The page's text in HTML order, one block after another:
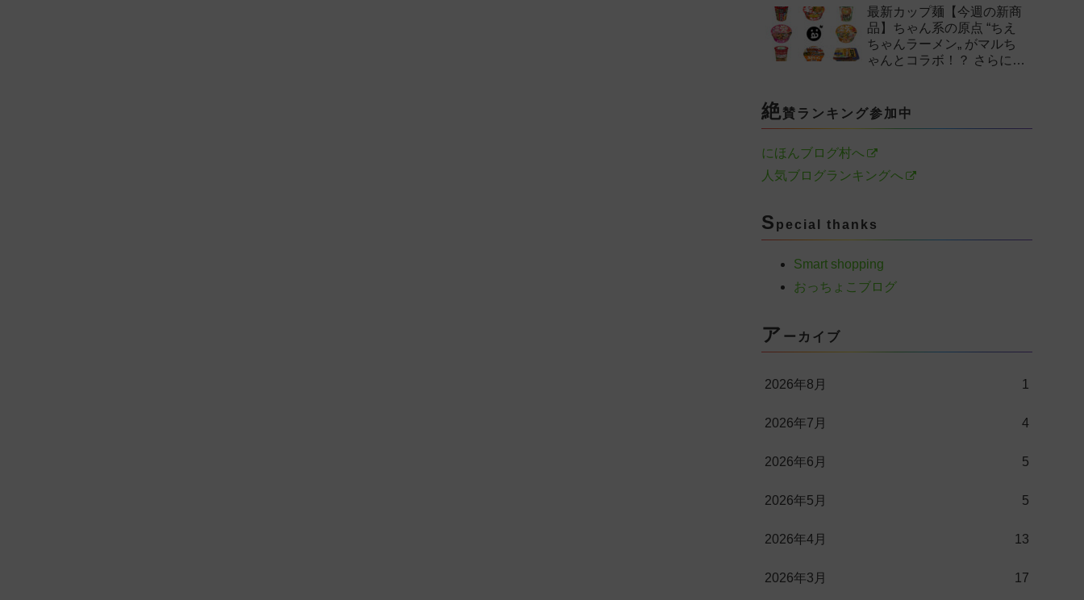
最新カップ麺【今週の新商
品】ちゃん系の原点 “ちえ
ちゃんラーメン„ がマルち
ゃんとコラボ！？ さらに
絶賛ランキング参加中
にほんブログ村へ
人気ブログランキングへ
S pecial thanks
Smart shopping
おっちょこブログ
ア ーカイブ
2026年8月 1
2026年7月 4
2026年6月 5
2026年5月 5
2026年4月 13
2026年3月 17